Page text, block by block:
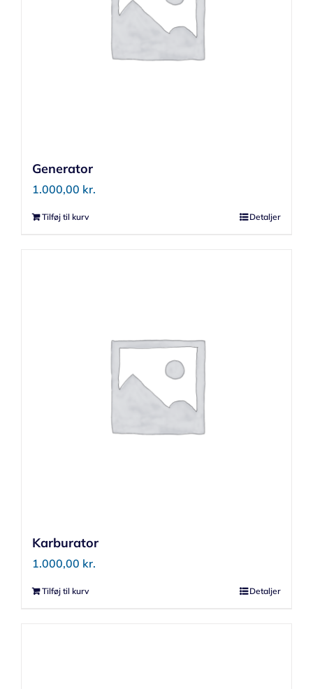
Generator
1.000,00 kr.
Tilføj til kurv Detaljer
Karburator
1.000,00 kr.
Tilføj til kurv Detaljer